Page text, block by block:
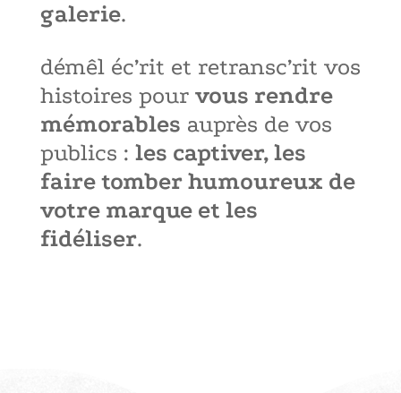
galerie.
démêl éc’rit et retransc’rit vos
histoires pour vous rendre
mémorables auprès de vos
publics : les captiver, les
faire tomber humoureux de
votre marque et les
fidéliser.